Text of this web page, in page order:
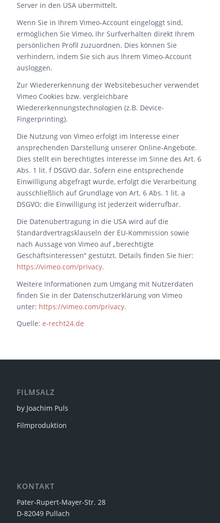
Server in den USA übermittelt.
Wenn Sie in Ihrem Vimeo-Account eingeloggt sind,
ermöglichen Sie Vimeo, Ihr Surfverhalten direkt Ihrem
persönlichen Profil zuzuordnen. Dies können Sie
verhindern, indem Sie sich aus Ihrem Vimeo-Account
ausloggen.
Zur Wiedererkennung der Websitebesucher verwendet
Vimeo Cookies bzw. vergleichbare
Wiedererkennungstechnologien (z.B. Device-
Fingerprinting).
Die Nutzung von Vimeo erfolgt im Interesse einer
ansprechenden Darstellung unserer Online-Angebote.
Dies stellt ein berechtigtes Interesse im Sinne des Art. 6
Abs. 1 lit. f DSGVO dar. Sofern eine entsprechende
Einwilligung abgefragt wurde, erfolgt die Verarbeitung
ausschließlich auf Grundlage von Art. 6 Abs. 1 lit. a
DSGVO; die Einwilligung ist jederzeit widerrufbar.
Die Datenübertragung in die USA wird auf die
Standardvertragsklauseln der EU-Kommission sowie
nach Aussage von Vimeo auf „berechtigte
Geschäftsinteressen“ gestützt. Details finden Sie hier:
https://vimeo.com/privacy.
Weitere Informationen zum Umgang mit Nutzerdaten
finden Sie in der Datenschutzerklärung von Vimeo
unter: https://vimeo.com/privacy.
Quelle: e-recht24.de
FILMSALZ
by Joachim Puls
Filmproduktion
KONTAKT
Pater-Rupert-Mayer-Str. 28
D-82049 Pullach